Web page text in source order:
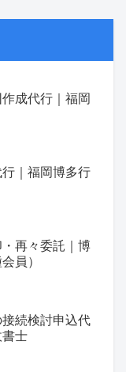
成代行｜福岡
｜福岡博多行
再々委託｜博
員）
続検討申込代
士